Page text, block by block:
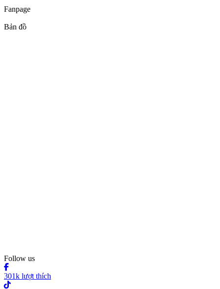
Fanpage
Bản đồ
Follow us
301k lượt thích